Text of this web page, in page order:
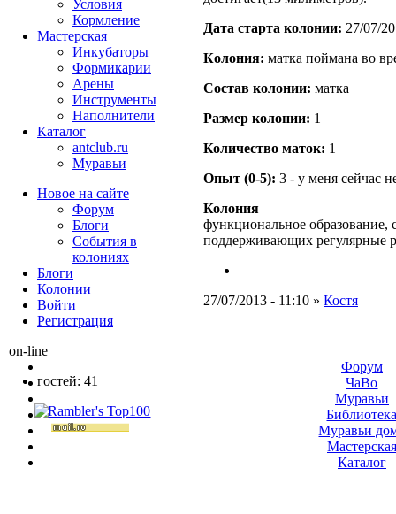
Дата старта кoлонии: 27/07/
Кoлония: матка поймана во
Состав кoлонии: матка
Размер кoлонии: 1
Количество маток: 1
Опыт (0-5): 3 - у меня сейчас
Колония
функциональное образование,
поддерживающих регулярные
27/07/2013 - 11:10 » Костя
Условия
Кормление
Мастерская
Инкубаторы
Формикарии
Арены
Инструменты
Наполнители
Каталог
antclub.ru
Муравьи
Новое на сайте
Форум
Блоги
События в
колониях
Блоги
Колонии
Войти
Peгиcтpaция
on-line
гостей: 41
Форум
ЧаВо
Муравьи
Муравьи
Мастерская
Каталог